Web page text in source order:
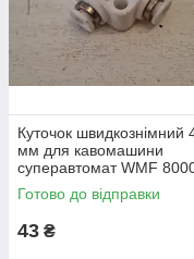
Куточок швидкознімний
мм для кавомашини
суперавтомат WMF
у 1 шт.
Готово до відправки
43 ₴